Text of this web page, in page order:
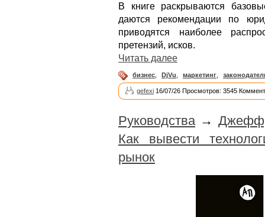
В книге раскрываются
даются рекомендации по
приводятся наиболее
претензий, исков.
Читать далее
бизнес DjVu маркетинг
gefexi 16/07/26 Просмотров: 3545
Руководства →
Как вывести
рынок